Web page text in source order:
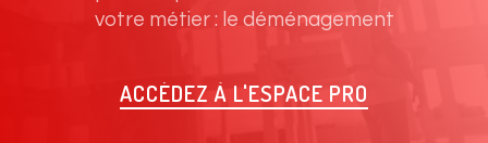
votre métier : le déménagement
ACCÉDEZ À L'ESPACE PRO